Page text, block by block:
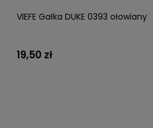
VIEFE Gałka DUKE 0393 ołowiany
19,50 zł